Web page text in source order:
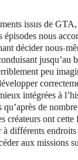
issus de
nous
décider nous-
jusqu’au
peu
intégrées à
de
créateurs ont
différents
aux missions